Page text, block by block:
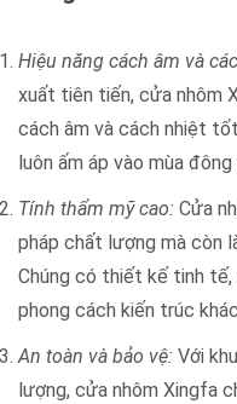
Hiệu năng cách âm và
xuất tiên tiến, cửa nhôm
cách âm và cách nhiệt
luôn ấm áp vào mùa
Tính thẩm mỹ cao: Cửa
pháp chất lượng mà còn
Chúng có thiết kế tinh tế,
phong cách kiến trúc
An toàn và bảo vệ: Với
lượng, cửa nhôm Xingfa